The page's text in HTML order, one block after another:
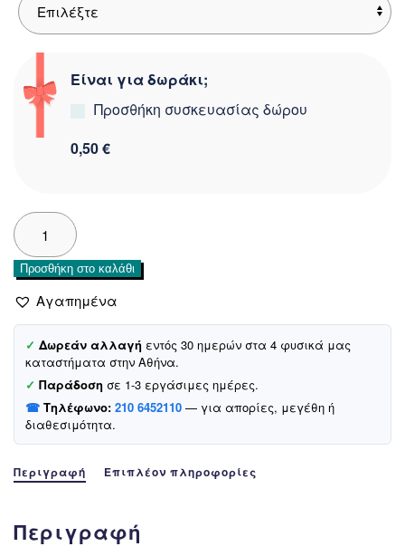
Είναι για δωράκι;
Προσθήκη συσκευασίας δώρου
0,50 €
Minice
βρεφικό
βρακάκι
«Owl»
ποσότητα
Προσθήκη στο καλάθι
Αγαπημένα
✓ Δωρεάν αλλαγή εντός 30 ημερών στα 4 φυσικά μας
καταστήματα στην Αθήνα.
✓ Παράδοση σε 1-3 εργάσιμες ημέρες.
☎ Τηλέφωνο: 210 6452110 — για απορίες, μεγέθη ή
διαθεσιμότητα.
Περιγραφή Επιπλέον πληροφορίες
Περιγραφή